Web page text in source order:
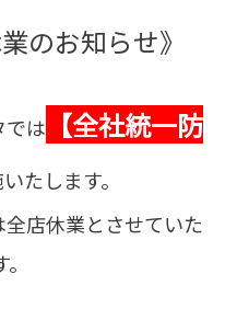
のお知らせ》
では
【全社統一防
たします。
店休業とさせていた